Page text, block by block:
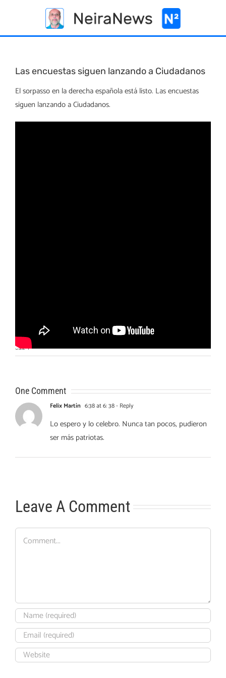
content
Las encuestas siguen lanzando a Ciudadanos
El sorpasso en la derecha española está listo. Las encuestas
siguen lanzando a Ciudadanos.
6:22 |
One Comment
Felix Martín 6:38 at 6: 38- Reply
Lo espero y lo celebro. Nunca tan pocos, pudieron
ser más patriotas.
Leave A Comment